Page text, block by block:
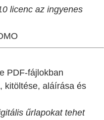
licenc az ingyenes
PDF-fájlokban
kitöltése, aláírása és
űrlapokat tehet